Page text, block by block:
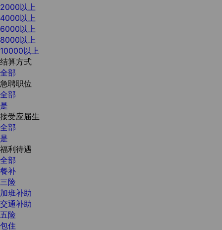
2000以上
4000以上
6000以上
8000以上
10000以上
结算方式
全部
急聘职位
全部
是
接受应届生
全部
是
福利待遇
全部
餐补
三险
加班补助
交通补助
五险
包住